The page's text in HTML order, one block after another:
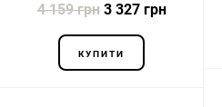
4 159 грн3 327 грн
КУПИТИ